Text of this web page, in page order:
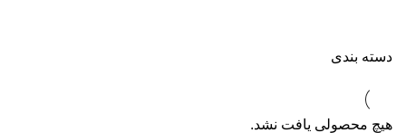
دسته بندی
هیچ محصولی یافت نشد.